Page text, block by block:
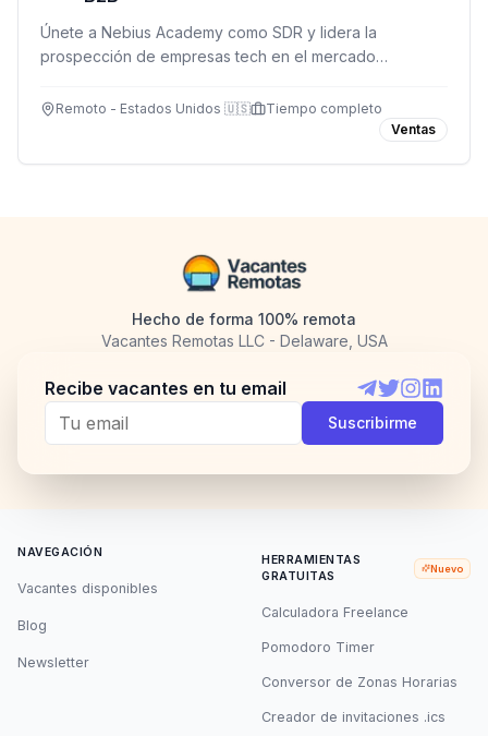
Únete a Nebius Academy como SDR y lidera la
prospección de empresas tech en el mercado
remoto.
Remoto - Estados Unidos 🇺🇸
Tiempo completo
Ventas
Hecho de forma 100% remota
Vacantes Remotas LLC - Delaware, USA
Recibe vacantes en tu email
Telegram
TwitterInstagram
Suscribirme
NAVEGACIÓN
Vacantes disponibles
Blog
Newsletter
HERRAMIENTAS
GRATUITAS
Nuevo
Calculadora Freelance
Pomodoro Timer
Conversor de Zonas Horarias
Creador de invitaciones .ics